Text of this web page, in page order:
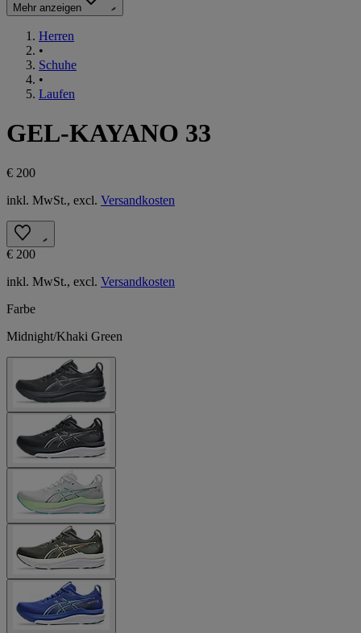
Mehr anzeigen
Herren
•
Schuhe
•
Laufen
GEL-KAYANO 33
€ 200
inkl. MwSt., excl. Versandkosten
€ 200
inkl. MwSt., excl. Versandkosten
Farbe
Midnight/Khaki Green